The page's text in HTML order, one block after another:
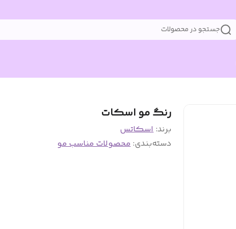
جستجو در محصولات
رنگ مو اسکات
برند:اسکاتس
دسته‌بندی:محصولات مناسب مو